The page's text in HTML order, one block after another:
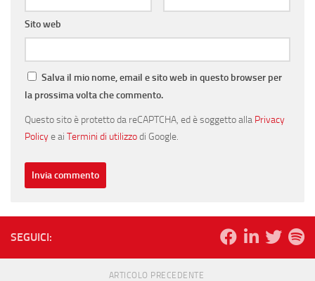
Sito web
Salva il mio nome, email e sito web in questo browser per
la prossima volta che commento.
Questo sito è protetto da reCAPTCHA, ed è soggetto alla Privacy
Policye ai Termini di utilizzodi Google.
SEGUICI:
ARTICOLO PRECEDENTE